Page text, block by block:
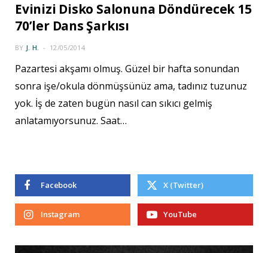
Evinizi Disko Salonuna Döndürecek 15
70’ler Dans Şarkısı
BY J. H. 12/05/2014
Pazartesi akşamı olmuş. Güzel bir hafta sonundan
sonra işe/okula dönmüşsünüz ama, tadınız tuzunuz
yok. İş de zaten bugün nasıl can sıkıcı gelmiş
anlatamıyorsunuz. Saat…
Facebook X (Twitter)
Instagram YouTube